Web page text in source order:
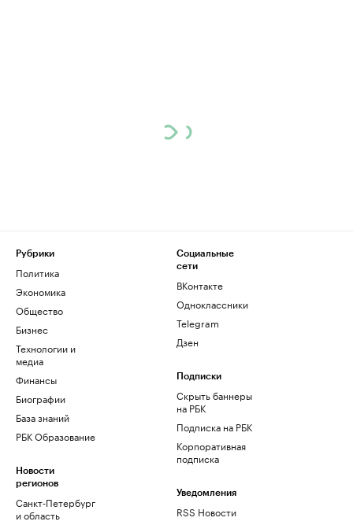
Рубрики
Политика
Экономика
Общество
Бизнес
Технологии и
медиа
Финансы
Биографии
База знаний
РБК Образование
Новости
регионов
Санкт-Петербург
и область
Социальные
сети
ВКонтакте
Одноклассники
Telegram
Дзен
Подписки
Скрыть баннеры
на РБК
Подписка на РБК
Корпоративная
подписка
Уведомления
RSS Новости